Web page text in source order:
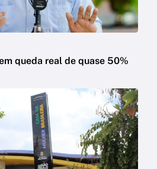
queda real de quase 50%